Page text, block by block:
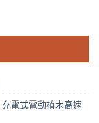
充電式電動植木高速